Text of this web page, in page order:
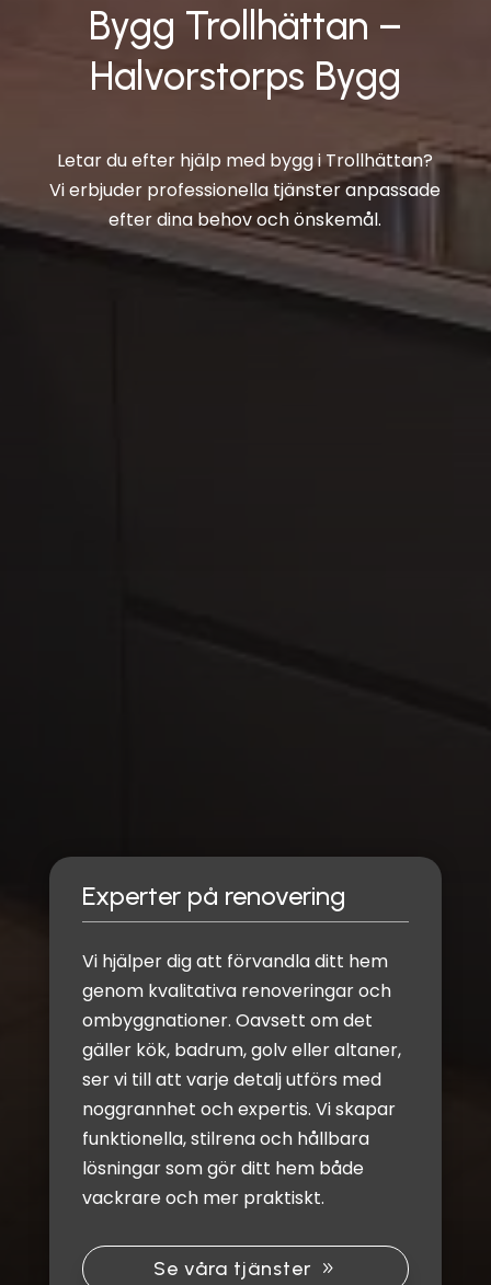
Bygg Trollhättan –
Halvorstorps Bygg
Letar du efter hjälp med bygg i Trollhättan?
Vi erbjuder professionella tjänster anpassade
efter dina behov och önskemål.
Experter på renovering
Vi hjälper dig att förvandla ditt hem
genom kvalitativa renoveringar och
ombyggnationer. Oavsett om det
gäller kök, badrum, golv eller altaner,
ser vi till att varje detalj utförs med
noggrannhet och expertis. Vi skapar
funktionella, stilrena och hållbara
lösningar som gör ditt hem både
vackrare och mer praktiskt.
Se våra tjänster